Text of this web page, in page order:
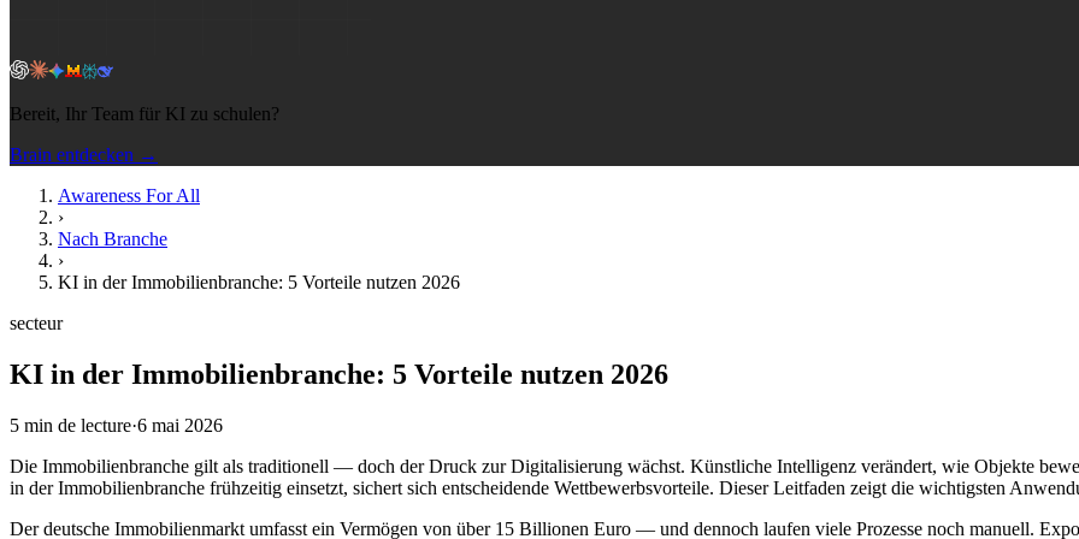
Bereit, Ihr Team für KI zu schulen?
Brain entdecken →
Awareness For All
›
Nach Branche
›
KI in der Immobilienbranche: 5 Vorteile nutzen 2026
secteur
KI in der Immobilienbranche: 5 Vorteile nutzen 2026
5 min de lecture·6 mai 2026
Die Immobilienbranche gilt als traditionell — doch der Druck zur Digitalisierung wächst. Künstliche Intelligenz verändert, wie Objekte
in der Immobilienbranche frühzeitig einsetzt, sichert sich entscheidende Wettbewerbsvorteile. Dieser Leitfaden zeigt die wichtigsten
Der deutsche Immobilienmarkt umfasst ein Vermögen von über 15 Billionen Euro — und dennoch laufen viele Prozesse noch manuell.